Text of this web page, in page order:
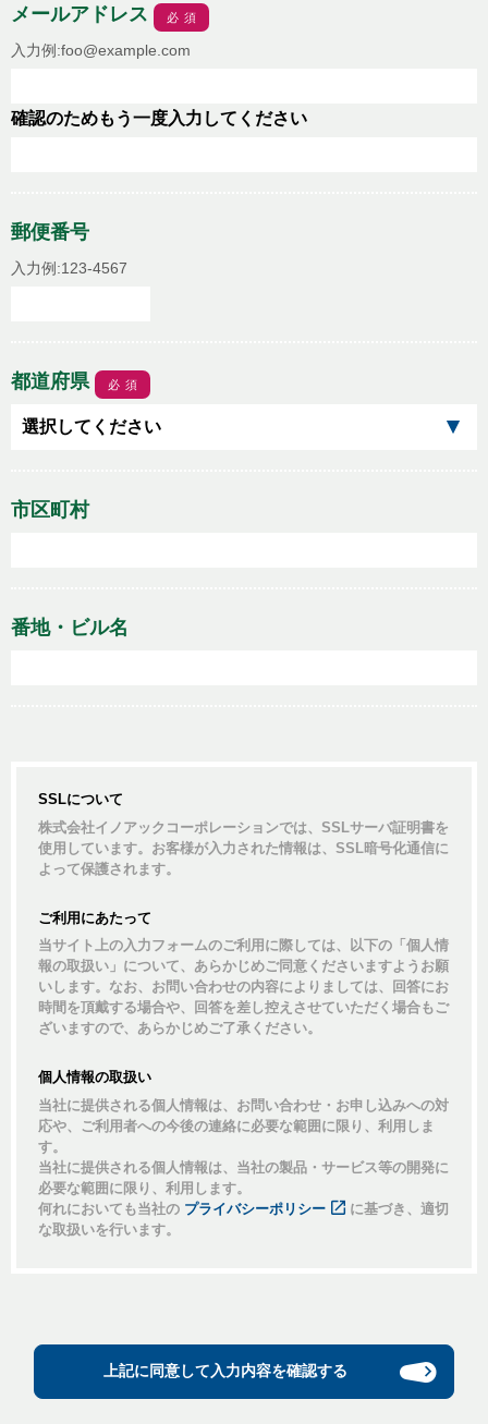
メールアドレス 必須
入力例:foo@example.com
確認のためもう一度入力してください
郵便番号
入力例:123-4567
都道府県 必須
市区町村
番地・ビル名
SSLについて
株式会社イノアックコーポレーションでは、SSLサーバ証明書を
使用しています。お客様が入力された情報は、SSL暗号化通信に
よって保護されます。
ご利用にあたって
当サイト上の入力フォームのご利用に際しては、以下の「個人情
報の取扱い」について、あらかじめご同意くださいますようお願
いします。なお、お問い合わせの内容によりましては、回答にお
時間を頂戴する場合や、回答を差し控えさせていただく場合もご
ざいますので、あらかじめご了承ください。
個人情報の取扱い
当社に提供される個人情報は、お問い合わせ・お申し込みへの対
応や、ご利用者への今後の連絡に必要な範囲に限り、利用しま
す。
当社に提供される個人情報は、当社の製品・サービス等の開発に
必要な範囲に限り、利用します。
何れにおいても当社の プライバシーポリシー
に基づき、適切
な取扱いを行います。